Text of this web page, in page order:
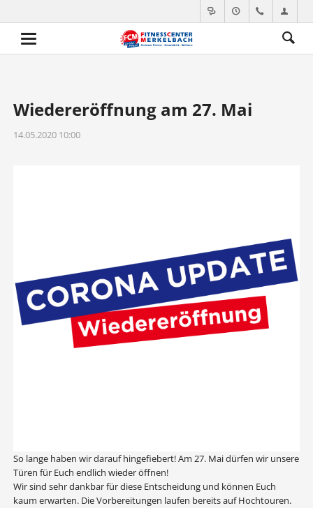
Wiedereröffnung am 27. Mai
14.05.2020 10:00
So lange haben wir darauf hingefiebert! Am 27. Mai dürfen wir unsere
Türen für Euch endlich wieder öffnen!
Wir sind sehr dankbar für diese Entscheidung und können Euch
kaum erwarten. Die Vorbereitungen laufen bereits auf Hochtouren.